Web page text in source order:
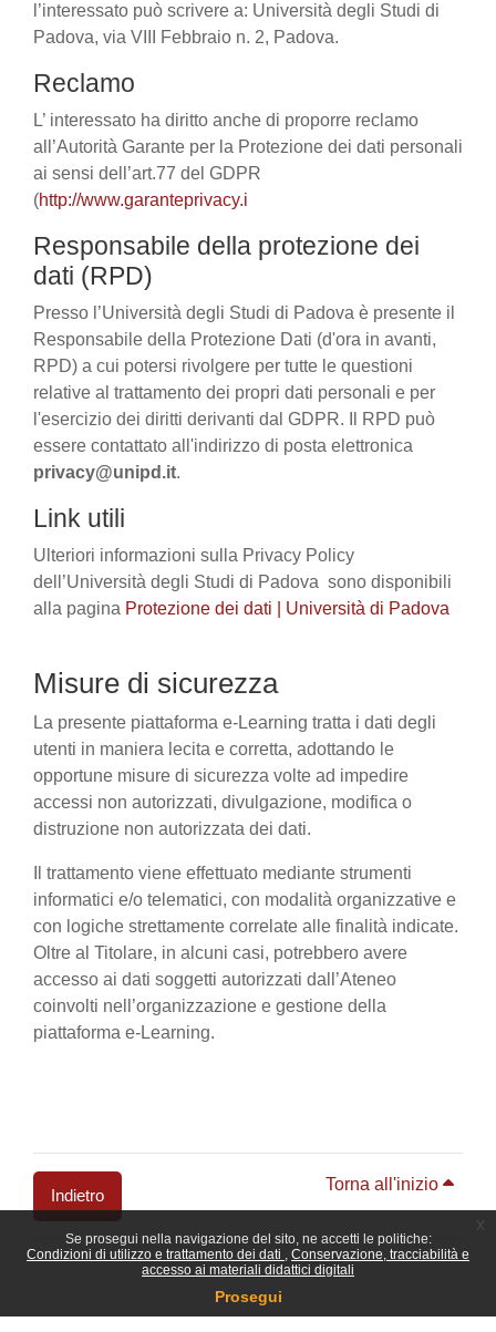
Se prosegui nella navigazione del sito, ne accetti le politiche:
Condizioni di utilizzo e trattamento dei dati
Conservazione, tracciabilità e
accesso ai materiali didattici digitali
Prosegui
l’interessato può scrivere a: Università degli Studi di
Padova, via VIII Febbraio n. 2, Padova.
Reclamo
L’ interessato ha diritto anche di proporre reclamo
all’Autorità Garante per la Protezione dei dati personali
ai sensi dell’art.77 del GDPR
(http://www.garanteprivacy.i
Responsabile della protezione dei
dati (RPD)
Presso l’Università degli Studi di Padova è presente il
Responsabile della Protezione Dati (d'ora in avanti,
RPD) a cui potersi rivolgere per tutte le questioni
relative al trattamento dei propri dati personali e per
l'esercizio dei diritti derivanti dal GDPR. Il RPD può
essere contattato all'indirizzo di posta elettronica
privacy@unipd.it.
Link utili
Ulteriori informazioni sulla Privacy Policy
dell’Università degli Studi di Padova sono disponibili
alla pagina Protezione dei dati | Università di Padova
Misure di sicurezza
La presente piattaforma e-Learning tratta i dati degli
utenti in maniera lecita e corretta, adottando le
opportune misure di sicurezza volte ad impedire
accessi non autorizzati, divulgazione, modifica o
distruzione non autorizzata dei dati.
Il trattamento viene effettuato mediante strumenti
informatici e/o telematici, con modalità organizzative e
con logiche strettamente correlate alle finalità indicate.
Oltre al Titolare, in alcuni casi, potrebbero avere
accesso ai dati soggetti autorizzati dall’Ateneo
coinvolti nell’organizzazione e gestione della
piattaforma e-Learning.
Indietro
Torna all'inizio
Blocchi